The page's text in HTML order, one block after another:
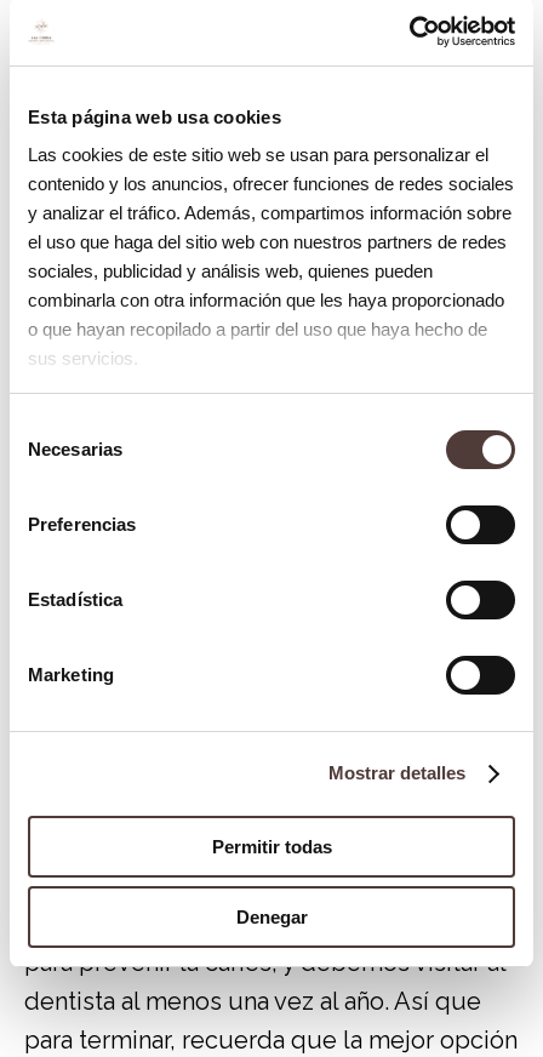
Esta página web usa cookies
Las cookies de este sitio web se usan para personalizar el
contenido y los anuncios, ofrecer funciones de redes sociales
y analizar el tráfico. Además, compartimos información sobre
el uso que haga del sitio web con nuestros partners de redes
sociales, publicidad y análisis web, quienes pueden
combinarla con otra información que les haya proporcionado
o que hayan recopilado a partir del uso que haya hecho de
sus servicios.
Necesarias
Preferencias
Estadística
Marketing
Mostrar detalles
Permitir todas
Denegar
mayor frecuencia.
mecanismos oscilantes y rotatorios que
incorporan los eléctricos eliminan mayor
cantidad de suciedad en el mismo tiempo.
Por lo tanto son más eficaces que los
manuales.
Aunque no todo es malo en los manuales.
maxilofacial, o una intervención bucal, el
mayor
control de la zona a cepillar
. Las personas
recomendado el uso de cepillos manuales
para evitar riesgo de enchanche con alguno
de los alambres de la ortodoncia.
recomienda que nos cepillemos los
dientes unmínimo de 2 veces al día,
debemos hacer uso de pastas fluoradas
para prevenir la caries, y debemos visitar al
dentista al menos una vez al año. Así que
para terminar, recuerda que la mejor opción